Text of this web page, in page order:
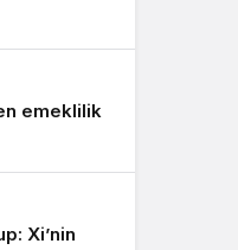
emeklilik
Xi’nin